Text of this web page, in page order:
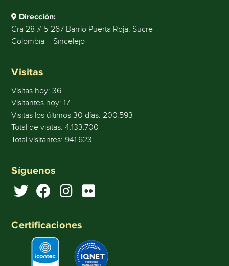
Dirección:
Cra 28 # 5-267 Barrio Puerta Roja, Sucre
Colombia – Sincelejo
Visitas
Visitas hoy:36
Visitantes hoy:17
Visitas los últimos 30 días: 200.593
Total de visitas:4.133.700
Total visitantes: 941.623
Síguenos
Certificaciones